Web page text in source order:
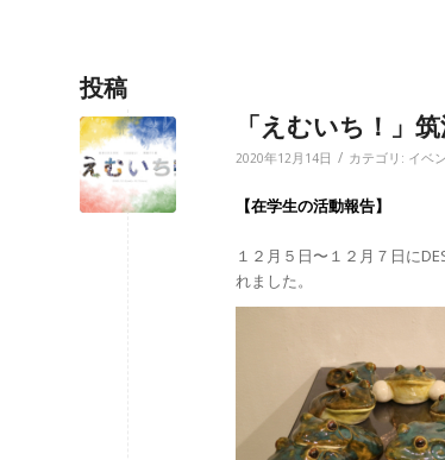
投稿
「えむいち！」
2020年12月14日 / カテゴリ: イベ
【在学生の活動報告】
１２月５日〜１２月７日に
れました。